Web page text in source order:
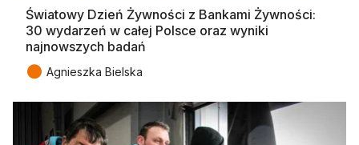
Światowy Dzień Żywności z Bankami Żywności:
30 wydarzeń w całej Polsce oraz wyniki
najnowszych badań
● Agnieszka Bielska